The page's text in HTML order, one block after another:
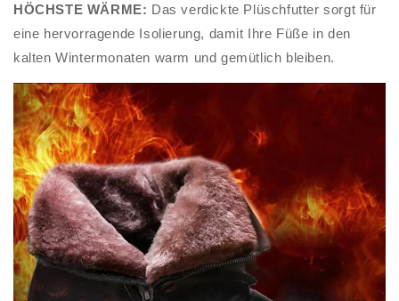
HÖCHSTE WÄRME: Das verdickte Plüschfutter sorgt für
eine hervorragende Isolierung, damit Ihre Füße in den
kalten Wintermonaten warm und gemütlich bleiben.